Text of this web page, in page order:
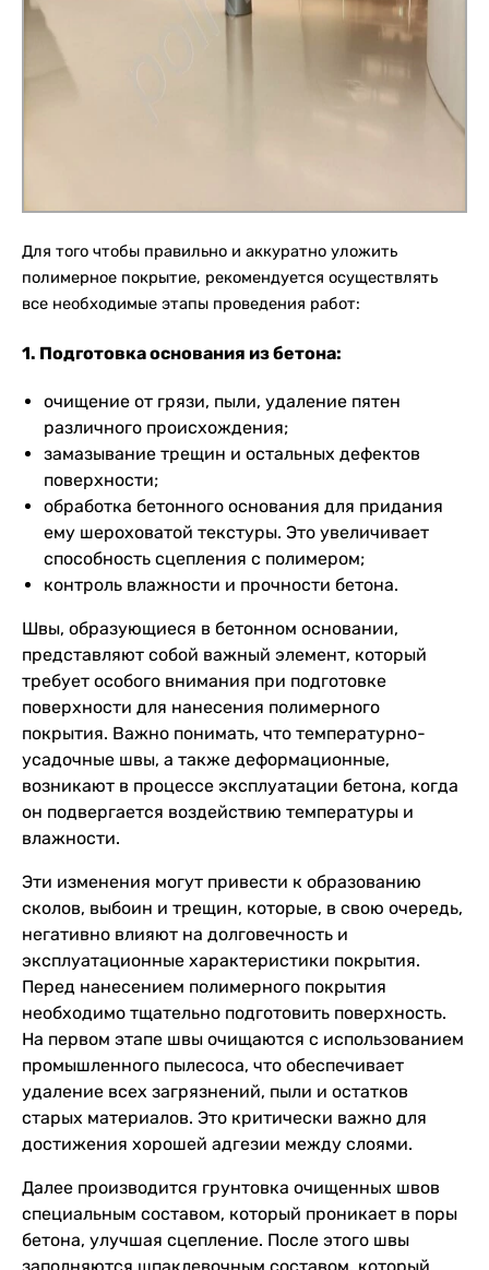
Для того чтобы правильно и аккуратно уложить
полимерное покрытие, рекомендуется осуществлять
все необходимые этапы проведения работ:
1. Подготовка основания из бетона:
очищение от грязи, пыли, удаление пятен
различного происхождения;
замазывание трещин и остальных дефектов
поверхности;
обработка бетонного основания для придания
ему шероховатой текстуры. Это увеличивает
способность сцепления с полимером;
контроль влажности и прочности бетона.
Швы, образующиеся в бетонном основании,
представляют собой важный элемент, который
требует особого внимания при подготовке
поверхности для нанесения полимерного
покрытия. Важно понимать, что температурно-
усадочные швы, а также деформационные,
возникают в процессе эксплуатации бетона, когда
он подвергается воздействию температуры и
влажности.
Эти изменения могут привести к образованию
сколов, выбоин и трещин, которые, в свою очередь,
негативно влияют на долговечность и
эксплуатационные характеристики покрытия.
Перед нанесением полимерного покрытия
необходимо тщательно подготовить поверхность.
На первом этапе швы очищаются с использованием
промышленного пылесоса, что обеспечивает
удаление всех загрязнений, пыли и остатков
старых материалов. Это критически важно для
достижения хорошей адгезии между слоями.
Далее производится грунтовка очищенных швов
специальным составом, который проникает в поры
бетона, улучшая сцепление. После этого швы